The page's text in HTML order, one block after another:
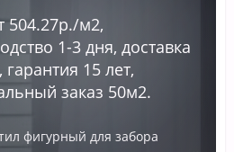
504.27р./м2,
1-3 дня, доставка
гарантия 15 лет,
заказ 50м2.
фигурный для забора